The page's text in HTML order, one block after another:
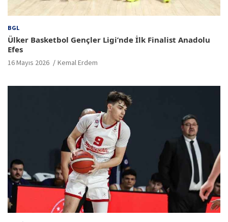
BGL
Ülker Basketbol Gençler Ligi’nde İlk Finalist Anadolu
Efes
16 Mayıs 2026 Kemal Erdem